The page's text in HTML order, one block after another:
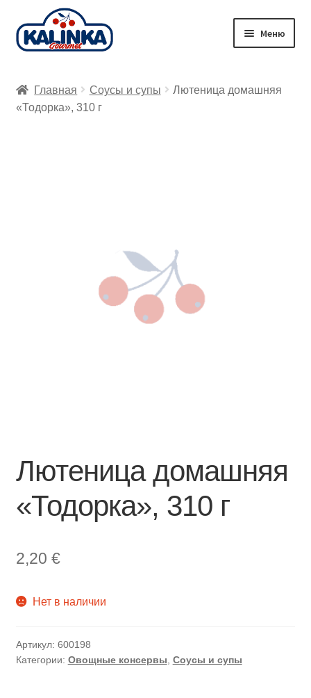
Перейти
к
Перейти
к
Меню
Заказ онлайн
Главная Соусы и супы
Лютеница домашняя
«Тодорка», 310 г
Лютеница домашняя
«Тодорка», 310 г
2,20 €
Нет в наличии
Артикул: 600198
Категории: Овощные консервы Соусы и супы